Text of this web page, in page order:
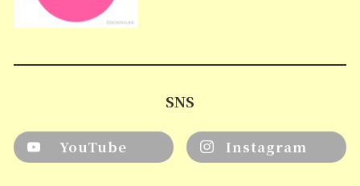
SNS
YouTube Instagram